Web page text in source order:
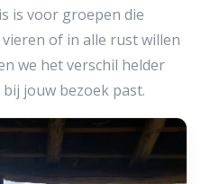
is voor groepen die
of in alle rust willen
we het verschil helder
jouw bezoek past.